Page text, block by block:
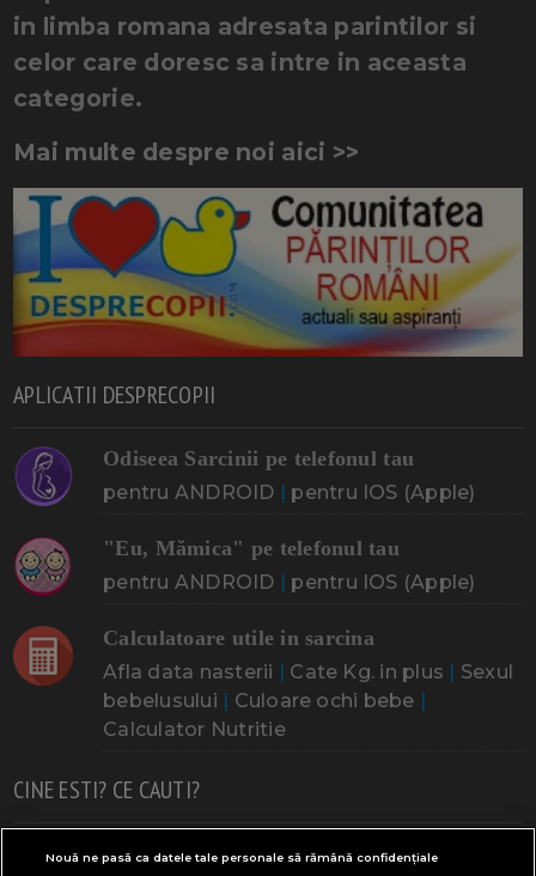
in limba romana adresata parintilor si
celor care doresc sa intre in aceasta
categorie.
Mai multe despre noi aici >>
APLICATII DESPRECOPII
Odiseea Sarcinii pe telefonul tau
pentru ANDROID pentru IOS (Apple)
"Eu, Mămica" pe telefonul tau
pentru ANDROID pentru IOS (Apple)
Calculatoare utile in sarcina
Afla data nasterii Cate Kg. in plus
Sexul
bebelusului
Culoare ochi bebe
Calculator Nutritie
CINE ESTI? CE CAUTI?
Doresc un copil Adoptia Probleme cu sarcina
Nouă ne pasă ca datele tale personale să rămână confidențiale